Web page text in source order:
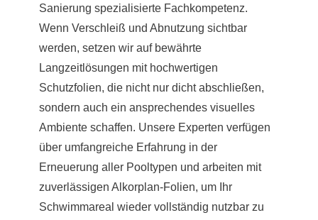
Sanierung spezialisierte Fachkompetenz.
Wenn Verschleiß und Abnutzung sichtbar
werden, setzen wir auf bewährte
Langzeitlösungen mit hochwertigen
Schutzfolien, die nicht nur dicht abschließen,
sondern auch ein ansprechendes visuelles
Ambiente schaffen. Unsere Experten verfügen
über umfangreiche Erfahrung in der
Erneuerung aller Pooltypen und arbeiten mit
zuverlässigen Alkorplan-Folien, um Ihr
Schwimmareal wieder vollständig nutzbar zu